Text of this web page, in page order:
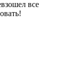
все